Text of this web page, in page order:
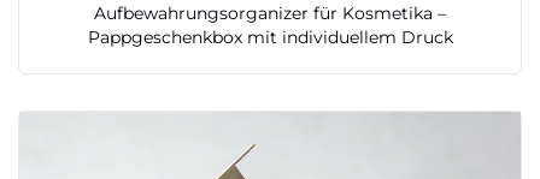
Aufbewahrungsorganizer für Kosmetika –
Pappgeschenkbox mit individuellem Druck